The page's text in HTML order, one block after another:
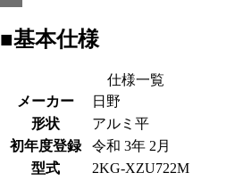
■基本仕様
仕様一覧
メーカー
日野
形状
アルミ平
初年度登録
令和 3年 2月
型式
2KG-XZU722M